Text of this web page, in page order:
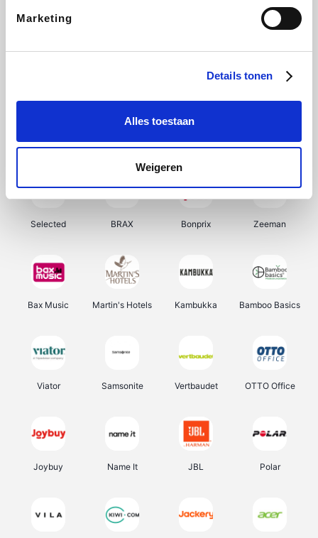
Marketing
Details tonen
Alles toestaan
Weigeren
Samsung My Jewellery Delonghi Tennis Point
Selected BRAX Bonprix Zeeman
Bax Music Martin's Hotels Kambukka Bamboo Basics
Viator Samsonite Vertbaudet OTTO Office
Joybuy Name It JBL Polar